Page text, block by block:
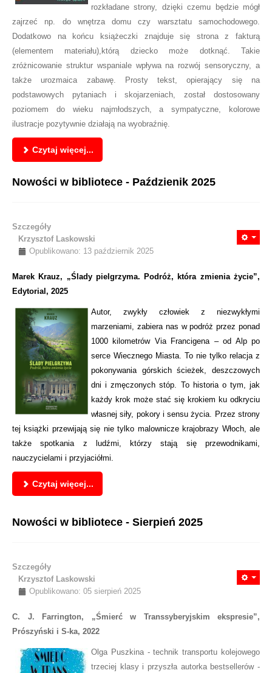
rozkładane strony, dzięki czemu będzie mógł
zajrzeć np. do wnętrza domu czy warsztatu samochodowego.
Dodatkowo na końcu książeczki znajduje się strona z fakturą
(elementem materiału),którą dziecko może dotknąć. Takie
zróżnicowanie struktur wspaniale wpływa na rozwój sensoryczny, a
także urozmaica zabawę. Prosty tekst, opierający się na
podstawowych pytaniach i skojarzeniach, został dostosowany
poziomem do wieku najmłodszych, a sympatyczne, kolorowe
ilustracje pozytywnie działają na wyobraźnię.
Czytaj więcej...
Nowości w bibliotece - Paździenik 2025
Szczegóły
Krzysztof Laskowski
Opublikowano: 13 październik 2025
Marek Krauz, „Ślady pielgrzyma. Podróż, która zmienia życie”,
Edytorial, 2025
Autor, zwykły człowiek z niezwykłymi
marzeniami, zabiera nas w podróż przez ponad
1000 kilometrów Via Francigena – od Alp po
serce Wiecznego Miasta. To nie tylko relacja z
pokonywania górskich ścieżek, deszczowych
dni i zmęczonych stóp. To historia o tym, jak
każdy krok może stać się krokiem ku odkryciu
własnej siły, pokory i sensu życia. Przez strony
tej książki przewijają się nie tylko malownicze krajobrazy Włoch, ale
także spotkania z ludźmi, którzy stają się przewodnikami,
nauczycielami i przyjaciółmi.
Czytaj więcej...
Nowości w bibliotece - Sierpień 2025
Szczegóły
Krzysztof Laskowski
Opublikowano: 05 sierpień 2025
C. J. Farrington, „Śmierć w Transsyberyjskim ekspresie”,
Prószyński i S-ka, 2022
Olga Puszkina - technik transportu kolejowego
trzeciej klasy i przyszła autorka bestsellerów -